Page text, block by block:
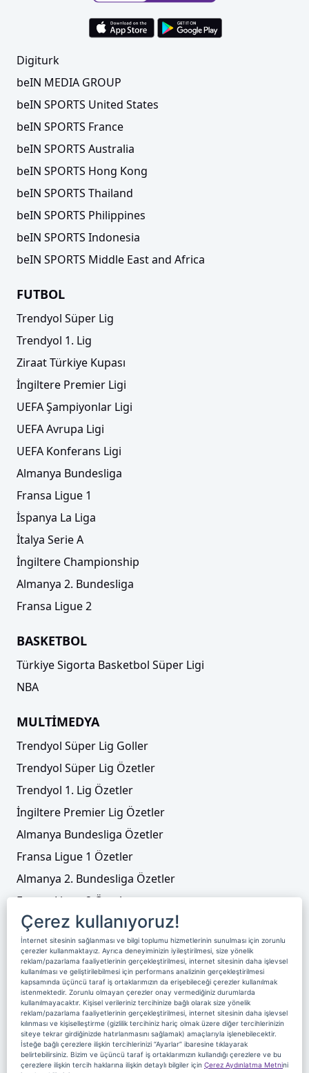
Digiturk
beIN MEDIA GROUP
beIN SPORTS United States
beIN SPORTS France
beIN SPORTS Australia
beIN SPORTS Hong Kong
beIN SPORTS Thailand
beIN SPORTS Philippines
beIN SPORTS Indonesia
beIN SPORTS Middle East and Africa
FUTBOL
Trendyol Süper Lig
Trendyol 1. Lig
Ziraat Türkiye Kupası
İngiltere Premier Ligi
UEFA Şampiyonlar Ligi
UEFA Avrupa Ligi
UEFA Konferans Ligi
Almanya Bundesliga
Fransa Ligue 1
İspanya La Liga
İtalya Serie A
İngiltere Championship
Almanya 2. Bundesliga
Fransa Ligue 2
BASKETBOL
Türkiye Sigorta Basketbol Süper Ligi
NBA
MULTİMEDYA
Trendyol Süper Lig Goller
Trendyol Süper Lig Özetler
Trendyol 1. Lig Özetler
İngiltere Premier Lig Özetler
Almanya Bundesliga Özetler
Fransa Ligue 1 Özetler
Almanya 2. Bundesliga Özetler
Fransa Ligue 2 Özetler
Tenis
Video Liste
Foto Galeriler
Üyelik Yayın Akışı Reklam
Site Sözleşmesi
Künye ve İletişim
Çerez Politikası
Çerez Yönetimi
Veri Sahibi Başvuru Formu
Çerez kullanıyoruz!
İnternet sitesinin sağlanması ve bilgi toplumu hizmetlerinin sunulması için zorunlu
çerezler kullanmaktayız. Ayrıca deneyiminizin iyileştirilmesi, size yönelik
reklam/pazarlama faaliyetlerinin gerçekleştirilmesi, internet sitesinin daha işlevsel
kullanılması ve geliştirilebilmesi için performans analizinin gerçekleştirilmesi
kapsamında üçüncü taraf iş ortaklarımızın da erişebileceği çerezler kullanılmak
istenmektedir. Zorunlu olmayan çerezler onay vermediğiniz durumlarda
kullanılmayacaktır. Kişisel verileriniz tercihinize bağlı olarak size yönelik
reklam/pazarlama faaliyetlerinin gerçekleştirilmesi, internet sitesinin daha işlevsel
kılınması ve kişiselleştirme (gizlilik tercihiniz hariç olmak üzere diğer tercihlerinizin
siteye tekrar girdiğinizde hatırlanmasını sağlamak) amaçlarıyla işlenebilecektir.
İsteğe bağlı çerezlere ilişkin tercihlerinizi “Ayarlar” ibaresine tıklayarak
belirtebilirsiniz. Bizim ve üçüncü taraf iş ortaklarımızın kullandığı çerezlere ve bu
çerezlere ilişkin tercih haklarına ilişkin detaylı bilgiler için Çerez Aydınlatma Metnini